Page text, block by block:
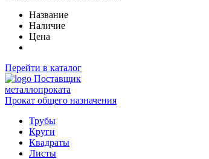
Название
Наличие
Цена
Перейти в каталог
Поставщик
металлопроката
Прокат общего назначения
Трубы
Круги
Квадраты
Листы